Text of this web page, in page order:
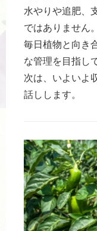
水やりや追肥、
ではありません。
毎日植物と向き
な管理を目指し
次は、いよいよ
話しします。